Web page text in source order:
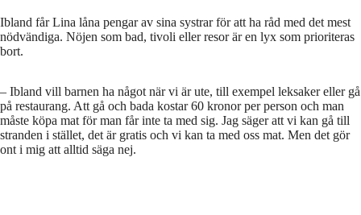
Ibland får Lina låna pengar av sina systrar för att ha råd med det mest
nödvändiga. Nöjen som bad, tivoli eller resor är en lyx som prioriteras
bort.
– Ibland vill barnen ha något när vi är ute, till exempel leksaker eller gå
på restaurang. Att gå och bada kostar 60 kronor per person och man
måste köpa mat för man får inte ta med sig. Jag säger att vi kan gå till
stranden i stället, det är gratis och vi kan ta med oss mat. Men det gör
ont i mig att alltid säga nej.